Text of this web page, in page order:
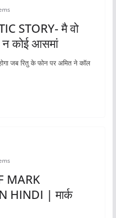
STORY- ‎मै वो
न कोई आसमां‬
जब रितु के फोन पर अमित ने कॉल
MARK
HINDI | मार्क